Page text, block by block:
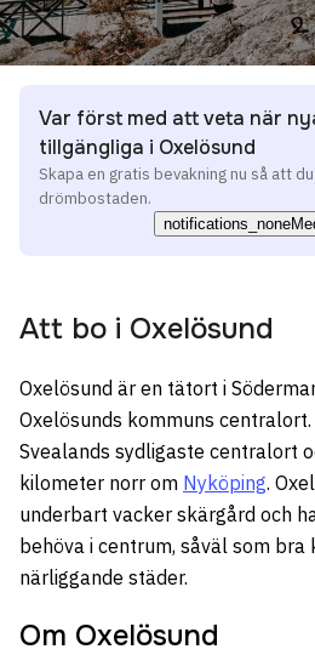
Var först med att veta när
tillgängliga i Oxelösund
Skapa en gratis bevakning nu så att
drömbostaden.
notifications_none
Att bo i Oxelösund
Oxelösund är en tätort i
Oxelösunds kommuns
Svealands sydligaste centralort
kilometer norr om Nyköping.
underbart vacker skärgård och
behöva i centrum, såväl som
närliggande städer.
Om Oxelösund